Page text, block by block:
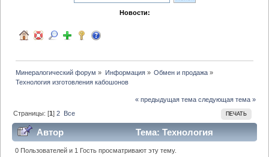
Новости:
Минералогический форум » Информация» Обмен и продажа»
Технология изготовления кабошонов
« предыдущая тема следующая тема »
ПЕЧАТЬ
Страницы: [1]2 Все
Автор
Тема: Технология
изготовления кабошонов (Прочитано 63072 раз)
0 Пользователей и 1 Гость просматривают эту тему.